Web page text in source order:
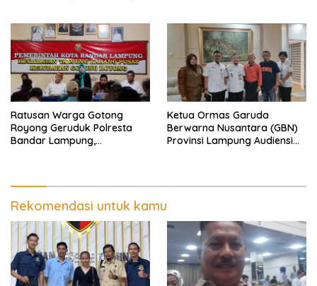
Ratusan Warga Gotong
Royong Geruduk Polresta
Bandar Lampung,
Pengancaman dan Dugaan
Pemalsuan Sporadik Tanah
Ketua Ormas Garuda
Berwarna Nusantara (GBN)
Provinsi Lampung Audiensi
Rekomendasi untuk kamu